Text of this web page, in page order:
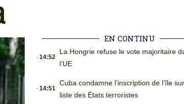
EN CONTINU
.14:52
La Hongrie refuse le vote majoritaire
l’UE
.14:51
Cuba condamne l’inscription de l’île
liste des États terroristes